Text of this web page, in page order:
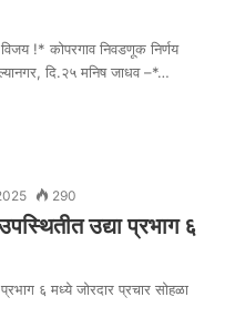
!* कोपरगाव निवडणूक निर्णय
दि.२५ मनिष जाधव –*…
290
उद्या प्रभाग ६
६ मध्ये जोरदार प्रचार सोहळा